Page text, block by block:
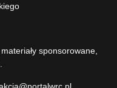
sponsorowane,